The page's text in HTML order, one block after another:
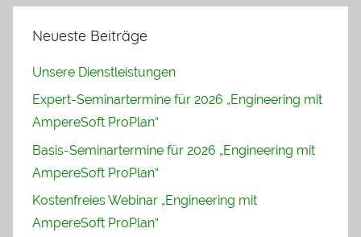
Neueste Beiträge
Unsere Dienstleistungen
Expert-Seminartermine für 2026 „Engineering mit
AmpereSoft ProPlan“
Basis-Seminartermine für 2026 „Engineering mit
AmpereSoft ProPlan“
Kostenfreies Webinar „Engineering mit
AmpereSoft ProPlan“